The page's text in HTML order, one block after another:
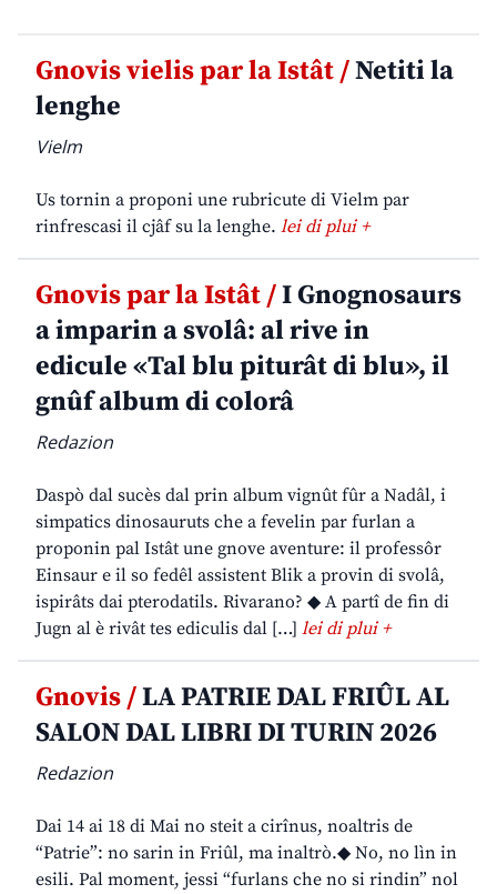
Gnovis vielis par la Istât /Netiti la
lenghe
Vielm
Us tornin a proponi une rubricute di Vielm par
rinfrescasi il cjâf su la lenghe. lei di plui +
Gnovis par la Istât /I Gnognosaurs
a imparin a svolâ: al rive in
edicule «Tal blu piturât di blu», il
gnûf album di colorâ
Redazion
Daspò dal sucès dal prin album vignût fûr a Nadâl, i
simpatics dinosauruts che a fevelin par furlan a
proponin pal Istât une gnove aventure: il professôr
Einsaur e il so fedêl assistent Blik a provin di svolâ,
ispirâts dai pterodatils. Rivarano? ◆ A partî de fin di
Jugn al è rivât tes ediculis dal […] lei di plui +
Gnovis /LA PATRIE DAL FRIÛL AL
SALON DAL LIBRI DI TURIN 2026
Redazion
Dai 14 ai 18 di Mai no steit a cirînus, noaltris de
“Patrie”: no sarin in Friûl, ma inaltrò.◆ No, no lìn in
esili. Pal moment, jessi “furlans che no si rindin” nol